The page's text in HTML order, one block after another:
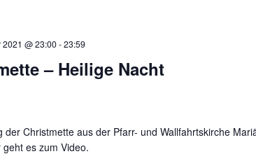
@ 23:00-23:59
– Heilige Nacht
der Christmette aus der Pfarr- und Wallfahrtskirche
es zum Video.